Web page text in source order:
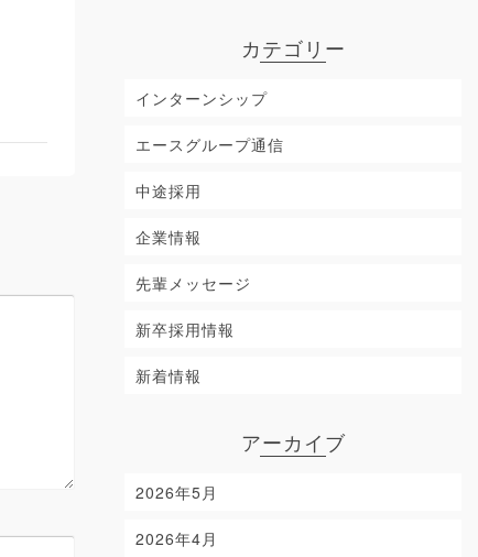
カテゴリー
インターンシップ
エースグループ通信
中途採用
企業情報
先輩メッセージ
新卒採用情報
新着情報
アーカイブ
2026年5月
2026年4月